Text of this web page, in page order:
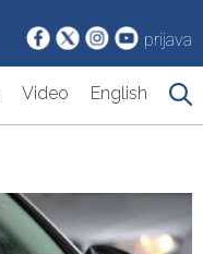
prijava
Video English